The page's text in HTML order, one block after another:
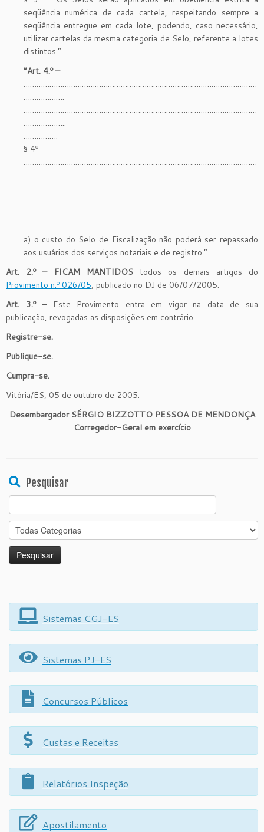
seqüência numérica de cada cartela, respeitando sempre a
seqüência entregue em cada lote, podendo, caso necessário,
utilizar cartelas da mesma categoria de Selo, referente a lotes
distintos.”
“Art. 4.º –
………………………………………………………………………………………………
……………….
………………………………………………………………………………………………
………………..
…………….
§ 4º –
………………………………………………………………………………………………
………………..
…….
………………………………………………………………………………………………
………………..
…………….
a) o custo do Selo de Fiscalização não poderá ser repassado
aos usuários dos serviços notariais e de registro.”
Art. 2.º –
FICAM MANTIDOStodos os demais artigos do
Provimento n.º 026/05, publicado no DJ de 06/07/2005.
Art. 3.º –Este Provimento entra em vigor na data de sua
publicação, revogadas as disposições em contrário.
Registre-se.
Publique-se.
Cumpra-se.
Vitória/ES, 05 de outubro de 2005.
Desembargador SÉRGIO BIZZOTTO PESSOA DE MENDONÇA
Corregedor-Geral em exercício
Pesquisar
Search
for:
Sistemas CGJ-ES
Sistemas PJ-ES
Concursos Públicos
Custas e Receitas
Relatórios Inspeção
Apostilamento